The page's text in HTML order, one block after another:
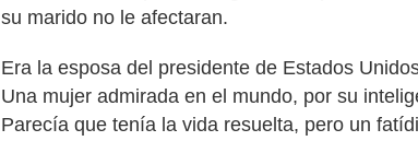
su marido no le afectaran.
Era la esposa del presidente de Estados
Una mujer admirada en el mundo, por su
Parecía que tenía la vida resuelta, pero un